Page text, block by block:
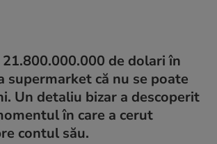
de dolari în
supermarket că nu se poate
Un detaliu bizar a descoperit
în care a cerut
contul său.